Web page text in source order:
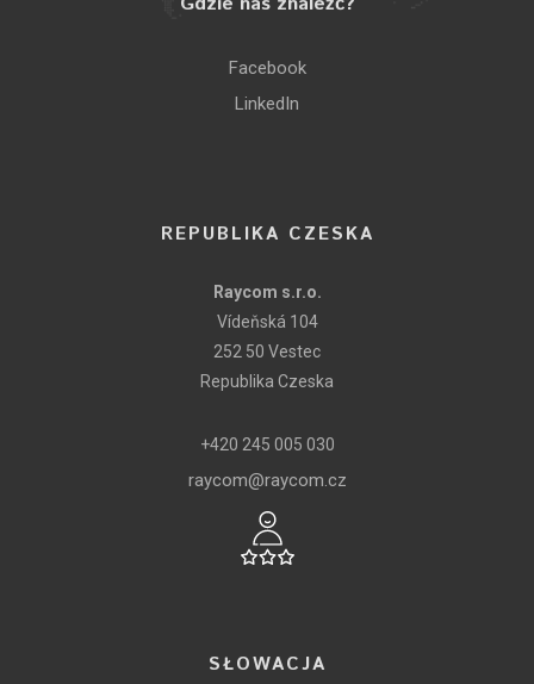
Facebook
LinkedIn
REPUBLIKA CZESKA
Raycom s.r.o.
Vídeňská 104
252 50 Vestec
Republika Czeska
+420 245 005 030
raycom@raycom.cz
SŁOWACJA